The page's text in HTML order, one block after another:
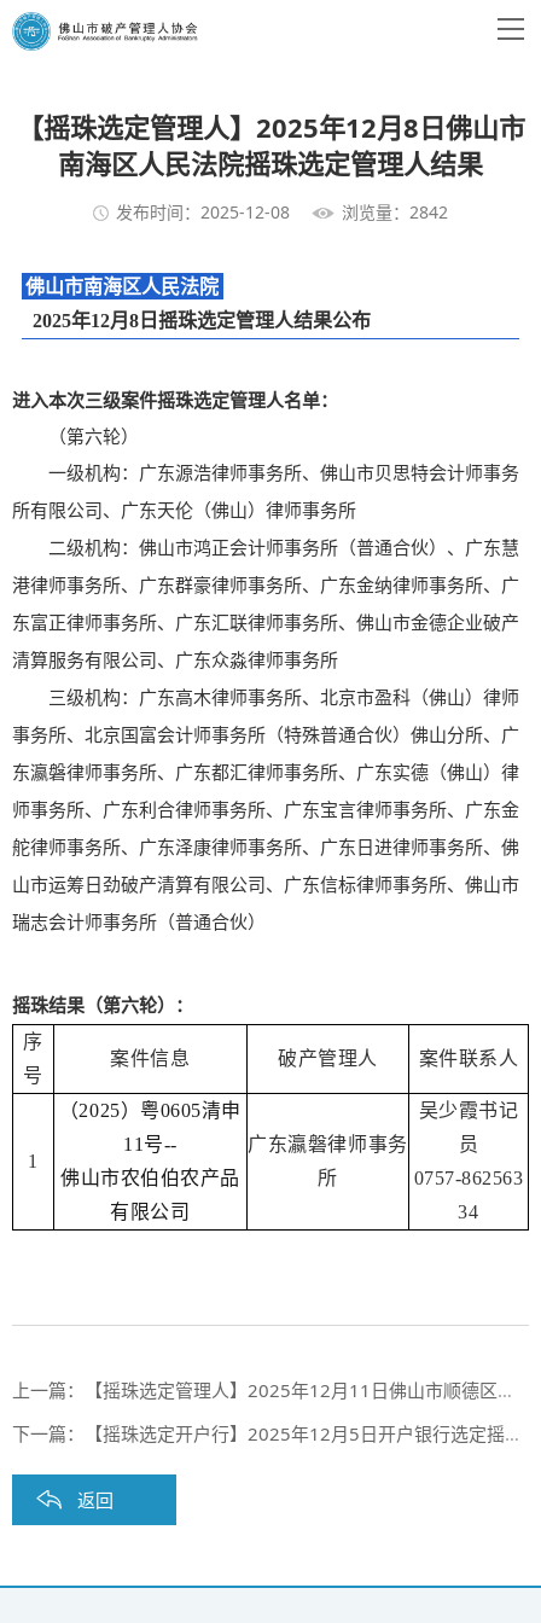
【摇珠选定管理人】2025年12月8日佛山市
南海区人民法院摇珠选定管理人结果
发布时间：2025-12-08 浏览量：2842
佛山市南海区人民法院
2025年12月8日摇珠选定管理人结果公布
进入本次三级案件摇珠选定管理人名单：
（第六轮）
一级机构：广东源浩律师事务所、佛山市贝思特会计师事务
所有限公司、广东天伦（佛山）律师事务所
二级机构：佛山市鸿正会计师事务所（普通合伙）、广东慧
港律师事务所、广东群豪律师事务所、广东金纳律师事务所、广
东富正律师事务所、广东汇联律师事务所、佛山市金德企业破产
清算服务有限公司、广东众淼律师事务所
三级机构：广东高木律师事务所、北京市盈科（佛山）律师
事务所、北京国富会计师事务所（特殊普通合伙）佛山分所、广
东瀛磐律师事务所、广东都汇律师事务所、广东实德（佛山）律
师事务所、广东利合律师事务所、广东宝言律师事务所、广东金
舵律师事务所、广东泽康律师事务所、广东日进律师事务所、佛
山市运筹日劲破产清算有限公司、广东信标律师事务所、佛山市
瑞志会计师事务所（普通合伙）
摇珠结果（第六轮）：
序
号
案件信息 破产管理人 案件联系人
1
（2025）粤0605清申
11号--
佛山市农伯伯农产品
有限公司
广东瀛磐律师事务
所
吴少霞书记
员
0757-862563
34
上一篇：
【摇珠选定管理人】2025年12月11日佛山市顺德区人民法院摇珠选定管理人结果
下一篇：
【摇珠选定开户行】2025年12月5日开户银行选定摇珠结果（第二期合作银行第87期）
返回